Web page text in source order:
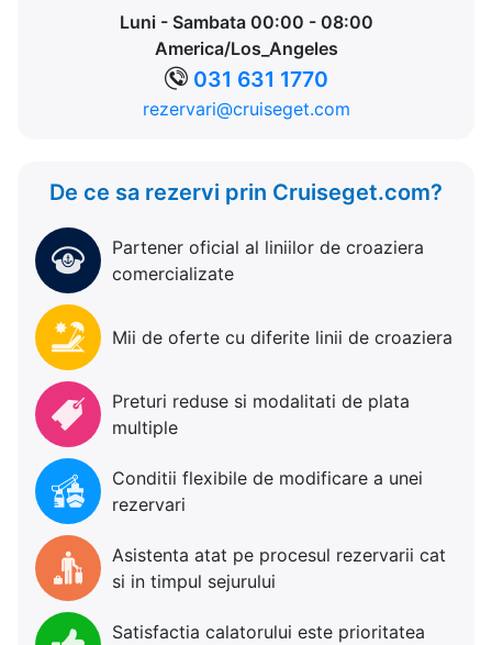
Luni - Sambata 00:00 - 08:00
America/Los_Angeles
031 631 1770
rezervari@cruiseget.com
De ce sa rezervi prin Cruiseget.com?
Partener oficial al liniilor de croaziera
comercializate
Mii de oferte cu diferite linii de croaziera
Preturi reduse si modalitati de plata
multiple
Conditii flexibile de modificare a unei
rezervari
Asistenta atat pe procesul rezervarii cat
si in timpul sejurului
Satisfactia calatorului este prioritatea